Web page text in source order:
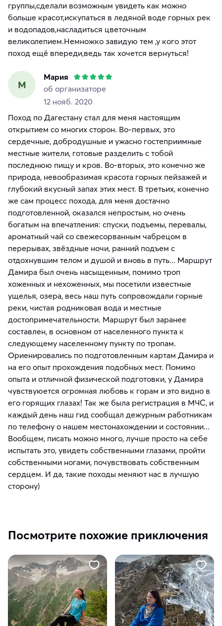
группы,сделали возможным увидеть как можно
больше красот,искупаться в ледяной воде горных рек
и водопадов,насладиться цветочным
великолепием.Немножко завидую тем ,у кого этот
поход ещё впереди,ведь так хочется вернуться!
М
Мария
об организаторе
12 нояб. 2020
Поход по Дагестану стал для меня настоящим
открытием со многих сторон. Во-первых, это
сердечные, добродушные и ужасно гостеприимные
местные жители, готовые разделить с тобой
последнюю пищу и кров. Во-вторых, это конечно же
природа, невообразимая красота горных пейзажей и
глубокий вкусный запах этих мест. В третьих, конечно
же сам процесс похода, для меня достачно
подготовленной, оказался непростым, но очень
богатым на впечатления: спуски, подъемы, перевалы,
ароматный чай со свежесорванным чабрецом в
перерывах, звёздные ночи, ранний подъем с
отдохнувшим телом и душой и вновь в путь... Маршрут
Дамира был очень насыщенным, помимо троп
хоженных и нехоженных, мы посетили известные
ущелья, озера, весь наш путь сопровождали горные
реки, чистая родниковая вода и местные
достопримечательности. Маршрут был заранее
составлен, в основном от населенного пункта к
следующему населенному пункту по тропам.
Ориенировались по подготовленным картам Дамира и
на его опыт прохождения подобных мест. Помимо
опыта и отличной физической подготовки, у Дамира
чувствуюется огромная любовь к горам и это видно в
его горящих глазах! Так же была регистрация в МЧС, и
каждый день наш гид сообщал дежурным работникам
по телефону о нашем местонахождении и состоянии...
Вообщем, писать можно много, лучше просто на себе
испытать это, увидеть собственными глазами, пройти
собственными ногами, почувствовать собственным
сердцем. И да, такие походы меняют нас в лучшую
сторону)
Посмотрите похожие приключения